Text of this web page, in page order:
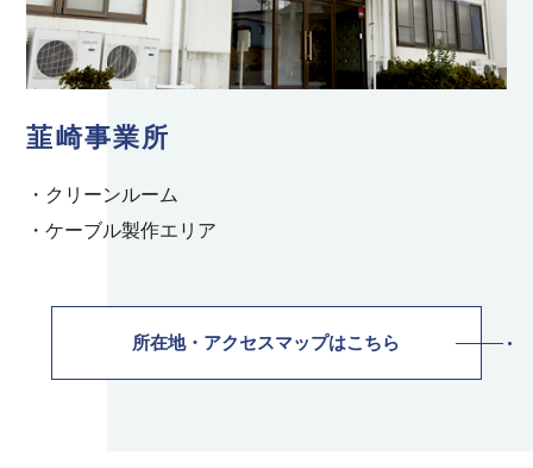
韮崎事業所
・クリーンルーム
・ケーブル製作エリア
所在地・アクセスマップはこちら